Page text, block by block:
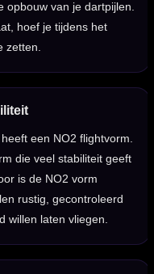
opbouw van je dartpijlen.
hoef je tijdens het
zetten.
een NO2 flightvorm.
die veel stabiliteit geeft
is de NO2 vorm
rustig, gecontroleerd
willen laten vliegen.